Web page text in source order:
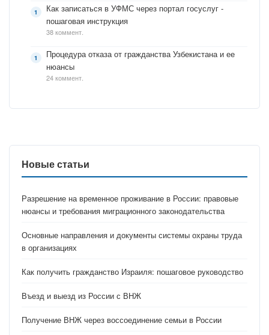
Как записаться в УФМС через портал госуслуг -
пошаговая инструкция
38 коммент.
Процедура отказа от гражданства Узбекистана и ее
нюансы
24 коммент.
Новые статьи
Разрешение на временное проживание в России: правовые
нюансы и требования миграционного законодательства
Основные направления и документы системы охраны труда
в организациях
Как получить гражданство Израиля: пошаговое руководство
Въезд и выезд из России с ВНЖ
Получение ВНЖ через воссоединение семьи в России